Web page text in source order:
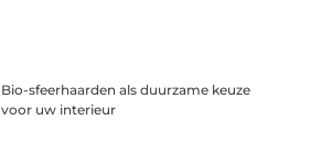
Bio-sfeerhaarden als duurzame keuze
voor uw interieur